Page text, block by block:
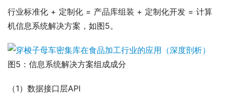
行业标准化 + 定制化 = 产品库组装 + 定制化开发 = 计算
机信息系统解决方案，如图5。
图5：信息系统解决方案组成成分
（1）数据接口层API